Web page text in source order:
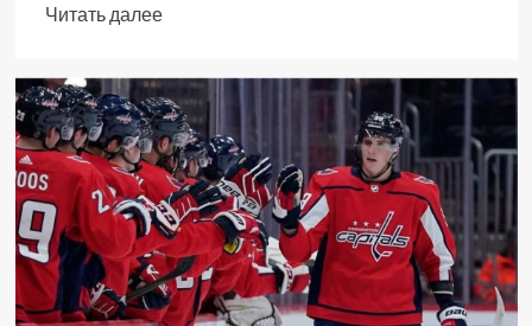
Читать далее